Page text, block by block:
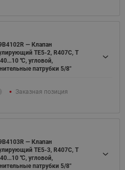
— Клапан
TE5-2, R407C, T
℃, угловой,
патрубки 5/8"
Заказная позиция
— Клапан
TE5-3, R407C, T
℃, угловой,
патрубки 5/8"